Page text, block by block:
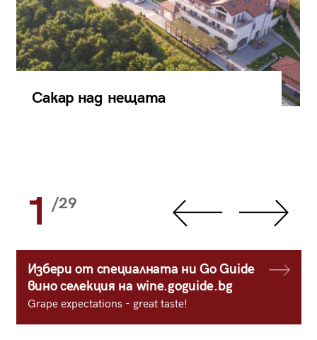
Сакар над нещата
1 /29
Избери от специалната ни Go Guide
вино селекция на wine.goguide.bg
Grape expectations - great taste!